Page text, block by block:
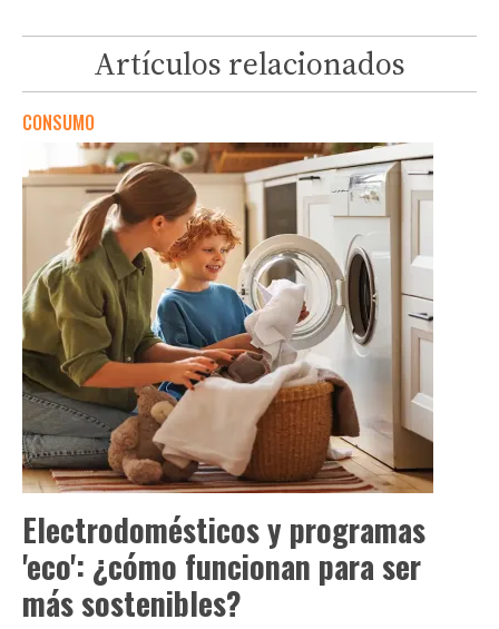
Artículos relacionados
CONSUMO
Electrodomésticos y programas
'eco': ¿cómo funcionan para ser
más sostenibles?